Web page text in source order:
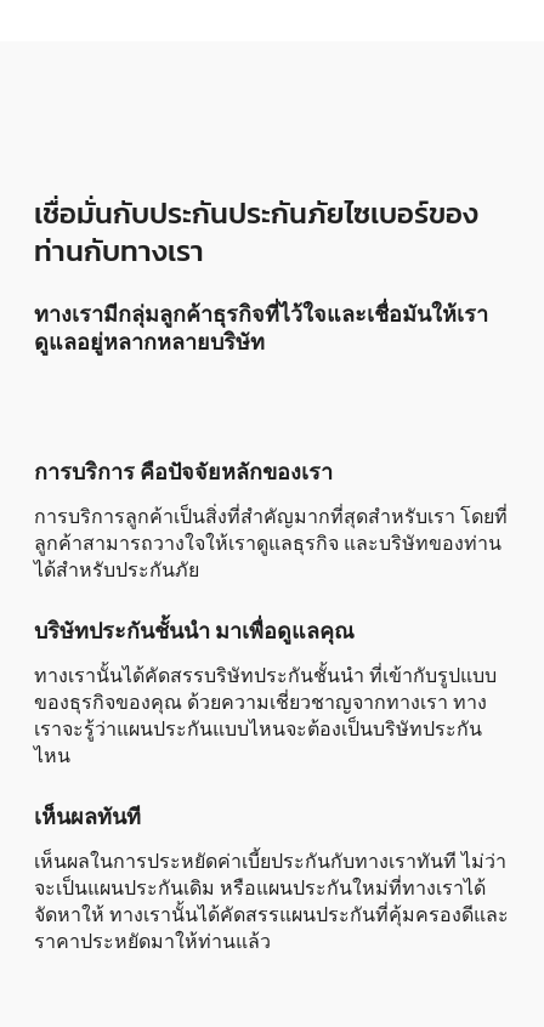
เชื่อมั่นกับประกันประกันภัยไซเบอร์ของ
ท่านกับทางเรา
ทางเรามีกลุ่มลูกค้าธุรกิจที่ไว้ใจและเชื่อมันให้เรา
ดูแลอยู่หลากหลายบริษัท
การบริการ คือปัจจัยหลักของเรา
การบริการลูกค้าเป็นสิ่งที่สำคัญมากที่สุดสำหรับเรา โดยที่
ลูกค้าสามารถวางใจให้เราดูแลธุรกิจ และบริษัทของท่าน
ได้สำหรับประกันภัย
บริษัทประกันชั้นนำ มาเพื่อดูแลคุณ
ทางเรานั้นได้คัดสรรบริษัทประกันชั้นนำ ที่เข้ากับรูปแบบ
ของธุรกิจของคุณ ด้วยความเชี่ยวชาญจากทางเรา ทาง
เราจะรู้ว่าแผนประกันแบบไหนจะต้องเป็นบริษัทประกัน
ไหน
เห็นผลทันที
เห็นผลในการประหยัดค่าเบี้ยประกันกับทางเราทันที ไม่ว่า
จะเป็นแผนประกันเดิม หรือแผนประกันใหม่ที่ทางเราได้
จัดหาให้ ทางเรานั้นได้คัดสรรแผนประกันที่คุ้มครองดีและ
ราคาประหยัดมาให้ท่านแล้ว